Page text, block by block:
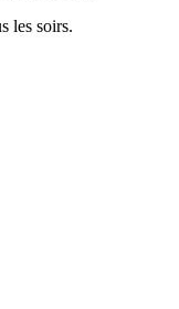
les soirs.